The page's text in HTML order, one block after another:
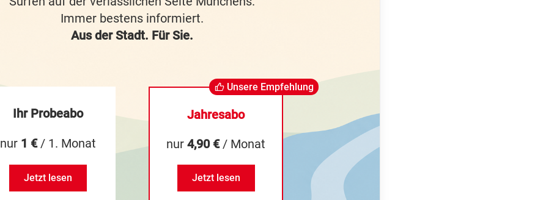
Immer bestens informiert.
Aus der Stadt. Für Sie.
Ihr Probeabo
nur 1 €/ 1. Monat
Jetzt lesen
Unsere Empfehlung
Jahresabo
nur4,90 €/ Monat
Jetzt lesen